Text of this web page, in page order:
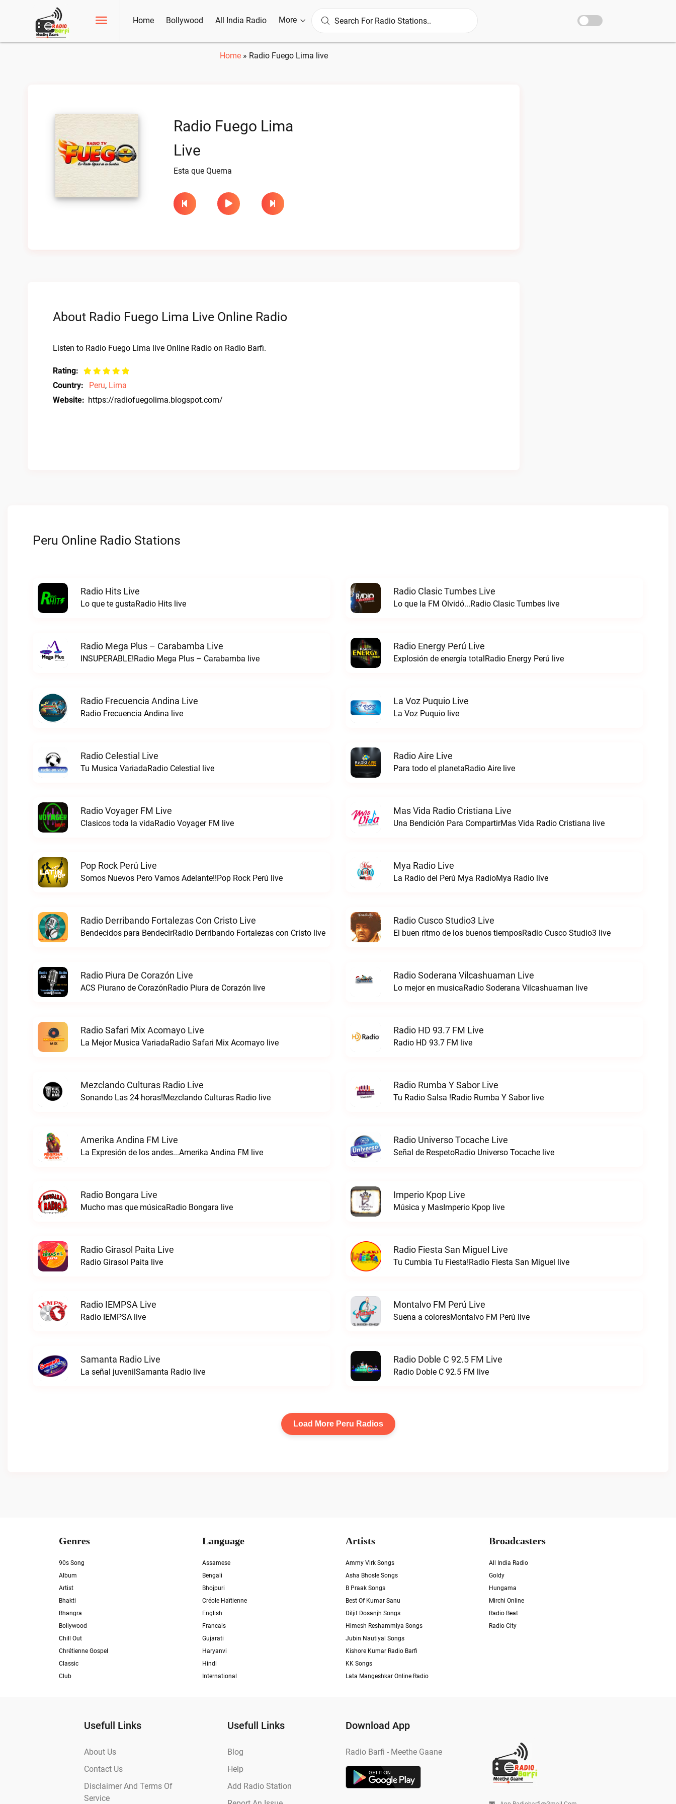
Home Bollywood All India Radio More
Home» Radio Fuego Lima live
Radio Fuego Lima
Live
Esta que Quema
About Radio Fuego Lima Live Online Radio
Listen to Radio Fuego Lima live Online Radio on Radio Barfi.
Rating:
Country:
Peru, Lima
Website: https://radiofuegolima.blogspot.com/
Peru Online Radio Stations
Radio Hits Live
Lo que te gustaRadio Hits live
Radio Clasic Tumbes Live
Lo que la FM Olvidó...Radio Clasic Tumbes live
Radio Mega Plus – Carabamba Live
INSUPERABLE!Radio Mega Plus – Carabamba live
Radio Energy Perú Live
Explosión de energía totalRadio Energy Perú live
Radio Frecuencia Andina Live
Radio Frecuencia Andina live
La Voz Puquio Live
La Voz Puquio live
Radio Celestial Live
Tu Musica VariadaRadio Celestial live
Radio Aire Live
Para todo el planetaRadio Aire live
Radio Voyager FM Live
Clasicos toda la vidaRadio Voyager FM live
Mas Vida Radio Cristiana Live
Una Bendición Para CompartirMas Vida Radio Cristiana live
Pop Rock Perú Live
Somos Nuevos Pero Vamos Adelante!!Pop Rock Perú live
Mya Radio Live
La Radio del Perú Mya RadioMya Radio live
Radio Derribando Fortalezas Con Cristo Live
Bendecidos para BendecirRadio Derribando Fortalezas con Cristo live
Radio Cusco Studio3 Live
El buen ritmo de los buenos tiemposRadio Cusco Studio3 live
Radio Piura De Corazón Live
ACS Piurano de CorazónRadio Piura de Corazón live
Radio Soderana Vilcashuaman Live
Lo mejor en musicaRadio Soderana Vilcashuaman live
Radio Safari Mix Acomayo Live
La Mejor Musica VariadaRadio Safari Mix Acomayo live
Radio HD 93.7 FM Live
Radio HD 93.7 FM live
Mezclando Culturas Radio Live
Sonando Las 24 horas!Mezclando Culturas Radio live
Radio Rumba Y Sabor Live
Tu Radio Salsa !Radio Rumba Y Sabor live
Amerika Andina FM Live
La Expresión de los andes...Amerika Andina FM live
Radio Universo Tocache Live
Señal de RespetoRadio Universo Tocache live
Radio Bongara Live
Mucho mas que músicaRadio Bongara live
Imperio Kpop Live
Música y MasImperio Kpop live
Radio Girasol Paita Live
Radio Girasol Paita live
Radio Fiesta San Miguel Live
Tu Cumbia Tu Fiesta!Radio Fiesta San Miguel live
Radio IEMPSA Live
Radio IEMPSA live
Montalvo FM Perú Live
Suena a coloresMontalvo FM Perú live
Samanta Radio Live
La señal juvenilSamanta Radio live
Radio Doble C 92.5 FM Live
Radio Doble C 92.5 FM live
Load More Peru Radios
Genres
90s Song
Album
Artist
Bhakti
Bhangra
Bollywood
Chill Out
Chrétienne Gospel
Classic
Club
Language
Assamese
Bengali
Bhojpuri
Créole Haïtienne
English
Francais
Gujarati
Haryanvi
Hindi
International
Artists
Ammy Virk Songs
Asha Bhosle Songs
B Praak Songs
Best Of Kumar Sanu
Diljit Dosanjh Songs
Himesh Reshammiya Songs
Jubin Nautiyal Songs
Kishore Kumar Radio Barfi
KK Songs
Lata Mangeshkar Online Radio
Broadcasters
All India Radio
Goldy
Hungama
Mirchi Online
Radio Beat
Radio City
Usefull Links
About Us
Contact Us
Disclaimer And Terms Of
Service
Usefull Links
Blog
Help
Add Radio Station
Download App
Radio Barfi - Meethe Gaane